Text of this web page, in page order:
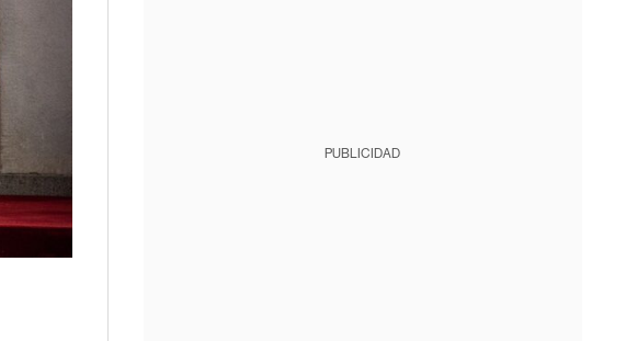
PUBLICIDAD